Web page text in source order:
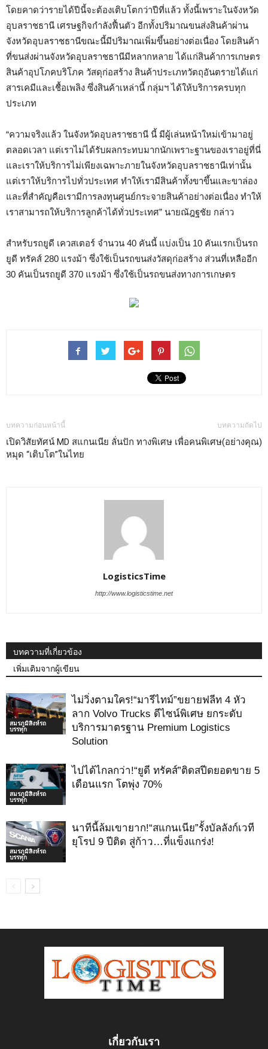
โดยคาดว่ารายได้ปีนี้จะต้องเติบโตกว่าปีที่แล้ว ทั้งนี้เพราะในจังหวัด
อุบลราชธานี เศรษฐกิจกำลังฟื้นตัว อีกทั้งปริมาณขนส่งสินค้าผ่าน
จังหวัดอุบลราชธานีขณะนี้มีปริมาณเพิ่มขึ้นอย่างต่อเนื่อง โดยสินค้า
ที่ขนส่งผ่านจังหวัดอุบลราชธานีมีหลากหลาย ได้แก่สินค้าการเกษตร
สินค้าอุปโภคบริโภค วัสดุก่อสร้าง สินค้าประเภทวัตถุอันตรายได้แก่
สารเคมีและเชื้อเพลิง ซึ่งสินค้าเหล่านี้ กลุ่มฯ ได้ให้บริการครบทุก
ประเภท
“ความจริงแล้ว ในจังหวัดอุบลราชธานี นี้ มีผู้เล่นหน้าใหม่เข้ามาอยู่
ตลอดเวลา แต่เราไม่ได้รับผลกระทบมากนักเพราะฐานของเราอยู่ที่นี่
และเราให้บริการไม่เพียงเฉพาะภายในจังหวัดอุบลราชธานีเท่านั้น
แต่เราให้บริการไปทั่วประเทศ ทำให้เรามีสินค้าทั้งขาขึ้นและขาล่อง
และที่สำคัญคือเรามีการลงทุนศูนย์กระจายสินค้าอย่างต่อเนื่อง ทำให้
เราสามารถให้บริการลูกค้าได้ทั่วประเทศ” นายณัฎฐชัย กล่าว
สำหรับรถยูดี เควสเตอร์ จำนวน 40 คันนี้ แบ่งเป็น 10 คันแรกเป็นรถ
ยูดี ทรัคส์ 280 แรงม้า ซึ่งใช้เป็นรถขนส่งวัสดุก่อสร้าง ส่วนที่เหลืออีก
30 คันเป็นรถยูดี 370 แรงม้า ซึ่งใช้เป็นรถขนส่งทางการเกษตร
บทความก่อนหน้านี้
เปิดวิสัยทัศน์ MD สแกนเนีย ลั่นปัก
หมุด “เติบโต”ในไทย
บทความถัดไป
ทางพิเศษ เพื่อคนพิเศษ(อย่างคุณ)
LogisticsTime
http://www.logisticstime.net
บทความที่เกี่ยวข้อง
เพิ่มเติมจากผู้เขียน
สมรภูมิสิงห์รถ
บรรทุก
ไม่วิ่งตามใคร!“มารีไทม์”ขยายฟลีท 4 หัว
ลาก Volvo Trucks ดีไซน์พิเศษ ยกระดับ
บริการมาตรฐาน Premium Logistics
Solution
สมรภูมิสิงห์รถ
บรรทุก
ไปได้ไกลกว่า!“ยูดี ทรัคส์”ติดสปีดยอดขาย 5
เดือนแรก โตพุ่ง 70%
สมรภูมิสิงห์รถ
บรรทุก
นาทีนี้ล้มเขายาก!“สแกนเนีย”รั้งบัลลังก์เวที
ยุโรป 9 ปีติด สู่ก้าว…ที่แข็งแกร่ง!
เกี่ยวกับเรา